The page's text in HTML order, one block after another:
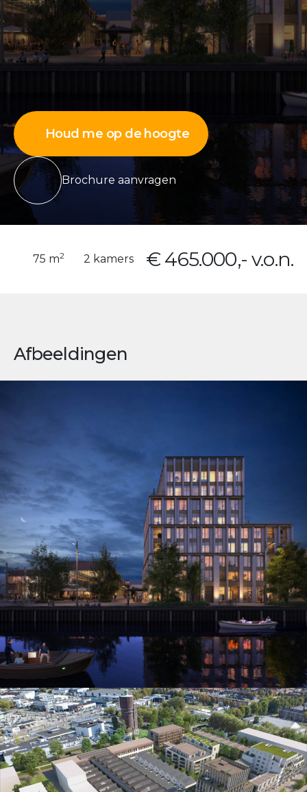
Houd me op de hoogte
Brochure aanvragen
75 m2 2 kamers € 465.000,- v.o.n.
Afbeeldingen